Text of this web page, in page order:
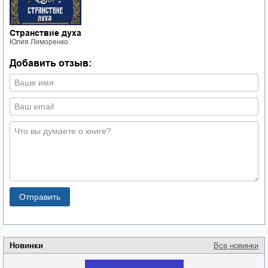
Новинки Все новинки
Странствие духа
Юлия Лиморенко
Добавить отзыв: